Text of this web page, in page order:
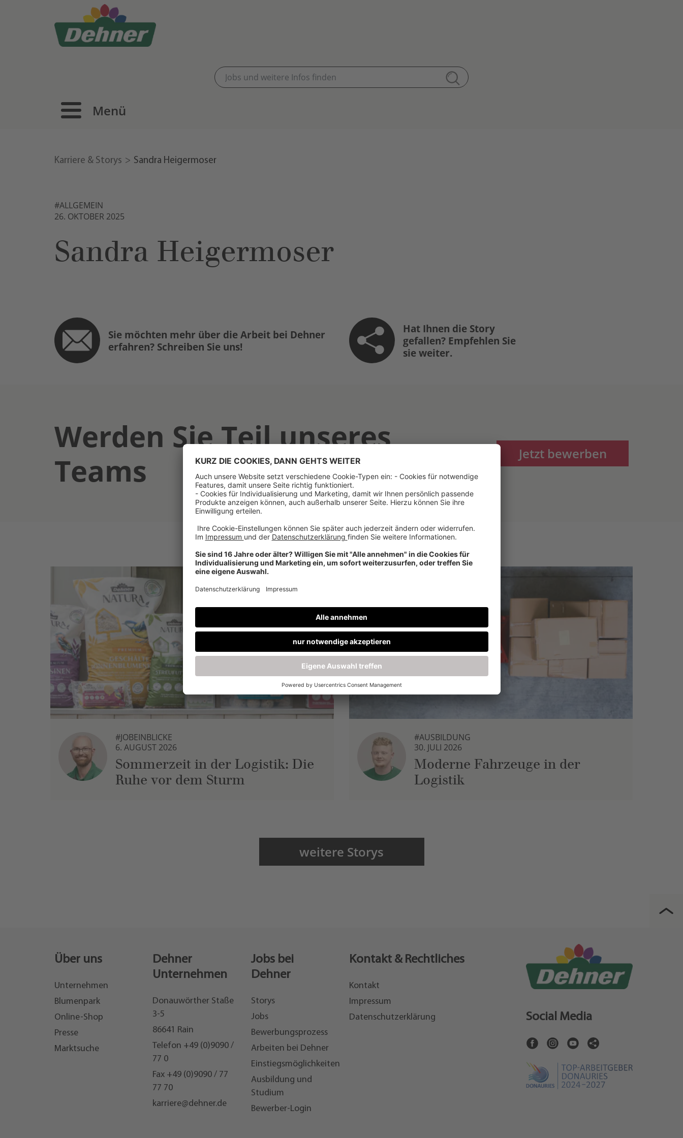
Menü
Karriere & Storys Sandra Heigermoser
#ALLGEMEIN
26. OKTOBER 2025
Sandra Heigermoser
Sie möchten mehr über die Arbeit bei Dehner
erfahren? Schreiben Sie uns!
Hat Ihnen die Story
gefallen? Empfehlen Sie
sie weiter.
Werden Sie Teil unseres
Teams
Jetzt bewerben
#JOBEINBLICKE
6. AUGUST 2026
Sommerzeit in der Logistik: Die
Ruhe vor dem Sturm
#AUSBILDUNG
30. JULI 2026
Moderne Fahrzeuge in der
Logistik
weitere Storys
Über uns
Unternehmen
Blumenpark
Online-Shop
Presse
Marktsuche
Dehner
Unternehmen
Donauwörther Staße
3-5
86641 Rain
Telefon +49 (0)9090 /
77 0
Fax +49 (0)9090 / 77
77 70
karriere@dehner.de
Jobs bei
Dehner
Storys
Jobs
Bewerbungsprozess
Arbeiten bei Dehner
Einstiegsmöglichkeiten
Ausbildung und
Studium
Bewerber-Login
Kontakt & Rechtliches
Kontakt
Impressum
Datenschutzerklärung
Social Media